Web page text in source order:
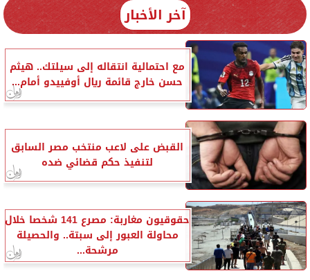
آخر الأخبار
مع احتمالية انتقاله إلى سيلتك.. هيثم
حسن خارج قائمة ريال أوفييدو أمام...
القبض على لاعب منتخب مصر السابق
لتنفيذ حكم قضائي ضده
حقوقيون مغاربة: مصرع 141 شخصا خلال
محاولة العبور إلى سبتة.. والحصيلة
مرشحة...